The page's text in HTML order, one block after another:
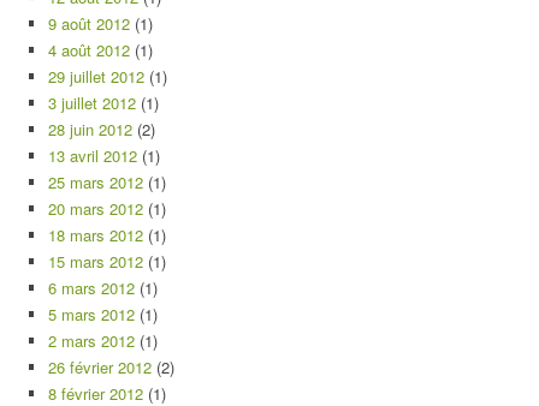
9 août 2012 (1)
4 août 2012 (1)
29 juillet 2012 (1)
3 juillet 2012 (1)
28 juin 2012 (2)
13 avril 2012 (1)
25 mars 2012 (1)
20 mars 2012 (1)
18 mars 2012 (1)
15 mars 2012 (1)
6 mars 2012 (1)
5 mars 2012 (1)
2 mars 2012 (1)
26 février 2012 (2)
8 février 2012 (1)